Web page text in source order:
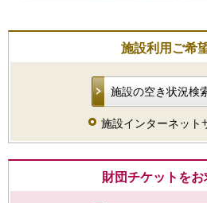
施設利用ご希
施設の空き状況検
施設インターネット
財団チケットを